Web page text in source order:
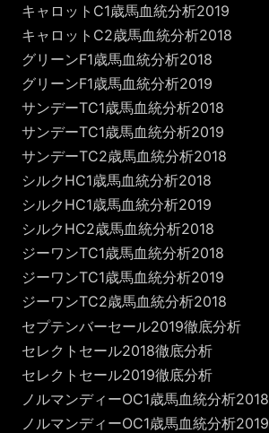
キャロットC1歳馬血統分析2019
キャロットC2歳馬血統分析2018
グリーンF1歳馬血統分析2018
グリーンF1歳馬血統分析2019
サンデーTC1歳馬血統分析2018
サンデーTC1歳馬血統分析2019
サンデーTC2歳馬血統分析2018
シルクHC1歳馬血統分析2018
シルクHC1歳馬血統分析2019
シルクHC2歳馬血統分析2018
ジーワンTC1歳馬血統分析2018
ジーワンTC1歳馬血統分析2019
ジーワンTC2歳馬血統分析2018
セプテンバーセール2019徹底分析
セレクトセール2018徹底分析
セレクトセール2019徹底分析
ノルマンディーOC1歳馬血統分析2018
ノルマンディーOC1歳馬血統分析2019